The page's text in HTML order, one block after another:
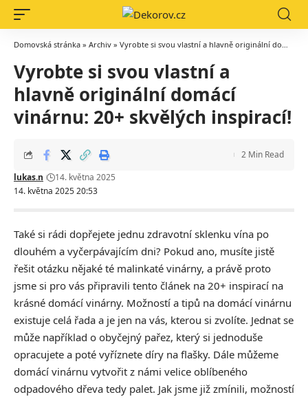
Domovská stránka » Archiv » Vyrobte si svou vlastní a hlavně originální domácí vinárnu: 20+ skvělých inspirací!
Vyrobte si svou vlastní a
hlavně originální domácí
vinárnu: 20+ skvělých inspirací!
14. května 2025 20:53
lukas.n 14. května 2025
2 Min Read
Také si rádi dopřejete jednu zdravotní sklenku vína po
dlouhém a vyčerpávajícím dni? Pokud ano, musíte jistě
řešit otázku nějaké té malinkaté vinárny, a právě proto
jsme si pro vás připravili tento článek na 20+ inspirací na
krásné domácí vinárny. Možností a tipů na domácí vinárnu
existuje celá řada a je jen na vás, kterou si zvolíte. Jednat se
může například o obyčejný pařez, který si jednoduše
opracujete a poté vyříznete díry na flašky. Dále můžeme
domácí vinárnu vytvořit z námi velice oblíbeného
odpadového dřeva tedy palet. Jak jsme již zmínili, možností